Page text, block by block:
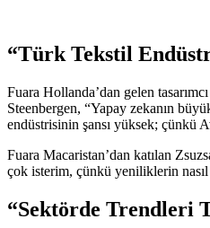
“Türk Tekstil
Fuara Hollanda’dan gelen
Steenbergen, “Yapay zekanın
endüstrisinin şansı yüksek; çünkü
Fuara Macaristan’dan katılan
çok isterim, çünkü yeniliklerin
“Sektörde Trendleri